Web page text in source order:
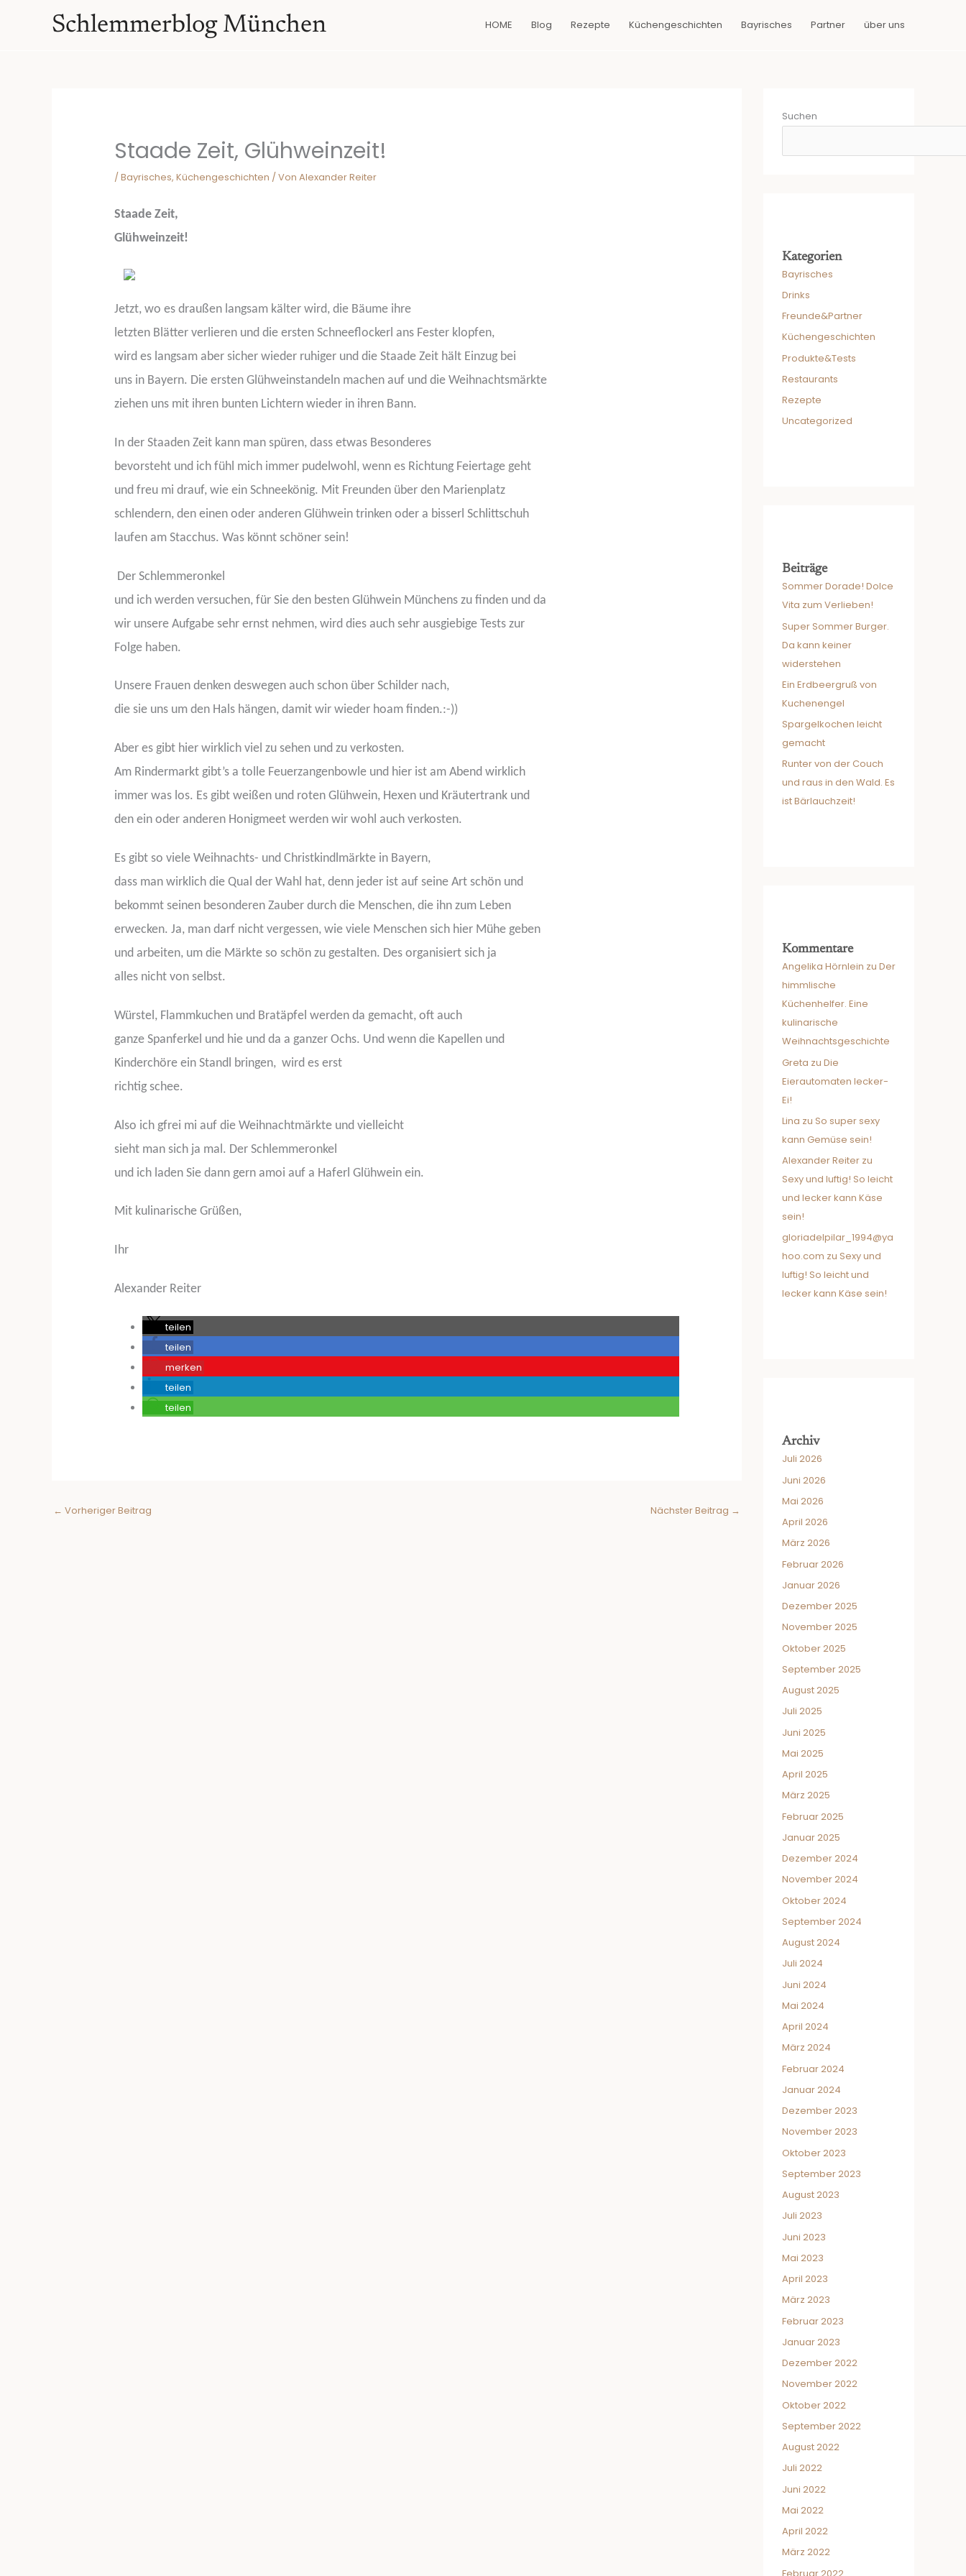
Schlemmerblog München HOME Blog Rezepte Küchengeschichten Bayrisches Partner über uns
Staade Zeit, Glühweinzeit!
/ Bayrisches, Küchengeschichten / Von Alexander Reiter
Staade Zeit,
Glühweinzeit!
Jetzt, wo es draußen langsam kälter wird, die Bäume ihre
letzten Blätter verlieren und die ersten Schneeflockerl ans Fester klopfen,
wird es langsam aber sicher wieder ruhiger und die Staade Zeit hält Einzug bei
uns in Bayern. Die ersten Glühweinstandeln machen auf und die Weihnachtsmärkte
ziehen uns mit ihren bunten Lichtern wieder in ihren Bann.
In der Staaden Zeit kann man spüren, dass etwas Besonderes
bevorsteht und ich fühl mich immer pudelwohl, wenn es Richtung Feiertage geht
und freu mi drauf, wie ein Schneekönig. Mit Freunden über den Marienplatz
schlendern, den einen oder anderen Glühwein trinken oder a bisserl Schlittschuh
laufen am Stacchus. Was könnt schöner sein!
Der Schlemmeronkel
und ich werden versuchen, für Sie den besten Glühwein Münchens zu finden und da
wir unsere Aufgabe sehr ernst nehmen, wird dies auch sehr ausgiebige Tests zur
Folge haben.
Unsere Frauen denken deswegen auch schon über Schilder nach,
die sie uns um den Hals hängen, damit wir wieder hoam finden.:-))
Aber es gibt hier wirklich viel zu sehen und zu verkosten.
Am Rindermarkt gibt’s a tolle Feuerzangenbowle und hier ist am Abend wirklich
immer was los. Es gibt weißen und roten Glühwein, Hexen und Kräutertrank und
den ein oder anderen Honigmeet werden wir wohl auch verkosten.
Es gibt so viele Weihnachts- und Christkindlmärkte in Bayern,
dass man wirklich die Qual der Wahl hat, denn jeder ist auf seine Art schön und
bekommt seinen besonderen Zauber durch die Menschen, die ihn zum Leben
erwecken. Ja, man darf nicht vergessen, wie viele Menschen sich hier Mühe geben
und arbeiten, um die Märkte so schön zu gestalten. Des organisiert sich ja
alles nicht von selbst.
Würstel, Flammkuchen und Bratäpfel werden da gemacht, oft auch
ganze Spanferkel und hie und da a ganzer Ochs. Und wenn die Kapellen und
Kinderchöre ein Standl bringen, wird es erst
richtig schee.
Also ich gfrei mi auf die Weihnachtmärkte und vielleicht
sieht man sich ja mal. Der Schlemmeronkel
und ich laden Sie dann gern amoi auf a Haferl Glühwein ein.
Mit kulinarische Grüßen,
Ihr
Alexander Reiter
teilen
teilen
merken
teilen
teilen
← Vorheriger Beitrag Nächster Beitrag →
Suchen
Kategorien
Bayrisches
Drinks
Freunde&Partner
Küchengeschichten
Produkte&Tests
Restaurants
Rezepte
Uncategorized
Beiträge
Sommer Dorade! Dolce
Vita zum Verlieben!
Super Sommer Burger.
Da kann keiner
widerstehen
Ein Erdbeergruß von
Kuchenengel
Spargelkochen leicht
gemacht
Runter von der Couch
und raus in den Wald. Es
ist Bärlauchzeit!
Kommentare
Angelika Hörnlein zu Der
himmlische
Küchenhelfer. Eine
kulinarische
Weihnachtsgeschichte
Greta zu Die
Eierautomaten lecker-
Ei!
Lina zu So super sexy
kann Gemüse sein!
Alexander Reiter zu
Sexy und luftig! So leicht
und lecker kann Käse
sein!
gloriadelpilar_1994@ya
hoo.com zu Sexy und
luftig! So leicht und
lecker kann Käse sein!
Archiv
Juli 2026
Juni 2026
Mai 2026
April 2026
März 2026
Februar 2026
Januar 2026
Dezember 2025
November 2025
Oktober 2025
September 2025
August 2025
Juli 2025
Juni 2025
Mai 2025
April 2025
März 2025
Februar 2025
Januar 2025
Dezember 2024
November 2024
Oktober 2024
September 2024
August 2024
Juli 2024
Juni 2024
Mai 2024
April 2024
März 2024
Februar 2024
Januar 2024
Dezember 2023
November 2023
Oktober 2023
September 2023
August 2023
Juli 2023
Juni 2023
Mai 2023
April 2023
März 2023
Februar 2023
Januar 2023
Dezember 2022
November 2022
Oktober 2022
September 2022
August 2022
Juli 2022
Juni 2022
Mai 2022
April 2022
März 2022
Februar 2022